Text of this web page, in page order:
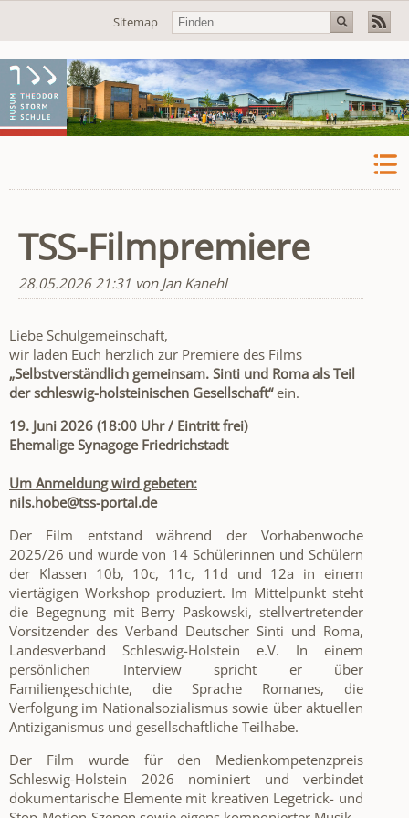
Navigation
Sitemap
TSS-Filmpremiere
28.05.2026 21:31 von Jan Kanehl
Liebe Schulgemeinschaft,
wir laden Euch herzlich zur Premiere des Films
„Selbstverständlich gemeinsam. Sinti und Roma als Teil
der schleswig-holsteinischen Gesellschaft“ein.
19. Juni 2026 (18:00 Uhr / Eintritt frei)
Ehemalige Synagoge Friedrichstadt
Um Anmeldung wird gebeten:
nils.hobe@tss-portal.de
Der Film entstand während der Vorhabenwoche
2025/26 und wurde von 14 Schülerinnen und Schülern
der Klassen 10b, 10c, 11c, 11d und 12a in einem
viertägigen Workshop produziert. Im Mittelpunkt steht
die Begegnung mit Berry Paskowski, stellvertretender
Vorsitzender des Verband Deutscher Sinti und Roma,
Landesverband Schleswig-Holstein e.V. In einem
persönlichen Interview spricht er über
Familiengeschichte, die Sprache Romanes, die
Verfolgung im Nationalsozialismus sowie über aktuellen
Antiziganismus und gesellschaftliche Teilhabe.
Der Film wurde für den Medienkompetenzpreis
Schleswig-Holstein 2026 nominiert und verbindet
dokumentarische Elemente mit kreativen Legetrick- und